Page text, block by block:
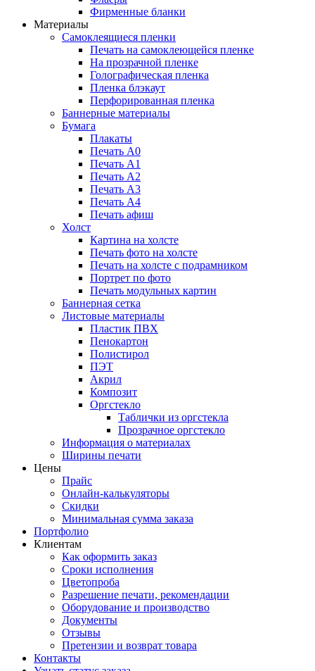
Фирменные бланки
Материалы
Самоклеящиеся пленки
Печать на самоклеющейся пленке
На прозрачной пленке
Голографическая пленка
Пленка блэкаут
Перфорированная пленка
Баннерные материалы
Бумага
Плакаты
Печать А0
Печать А1
Печать А2
Печать А3
Печать А4
Печать афиш
Холст
Картина на холсте
Печать фото на холсте
Печать на холсте с подрамником
Портрет по фото
Печать модульных картин
Баннерная сетка
Листовые материалы
Пластик ПВХ
Пенокартон
Полистирол
ПЭТ
Акрил
Композит
Оргстекло
Таблички из оргстекла
Прозрачное оргстекло
Информация о материалах
Ширины печати
Цены
Прайс
Онлайн-калькуляторы
Скидки
Минимальная сумма заказа
Портфолио
Клиентам
Как оформить заказ
Сроки исполнения
Цветопроба
Разрешение печати, рекомендации
Оборудование и производство
Документы
Отзывы
Претензии и возврат товара
Контакты